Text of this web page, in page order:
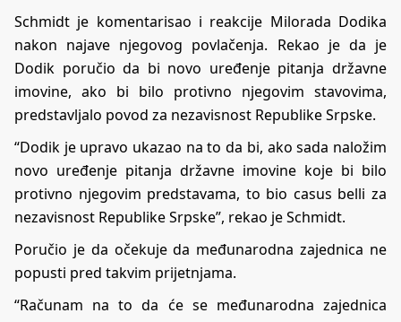
Schmidt je komentarisao i reakcije Milorada Dodika
nakon najave njegovog povlačenja. Rekao je da je
Dodik poručio da bi novo uređenje pitanja državne
imovine, ako bi bilo protivno njegovim stavovima,
predstavljalo povod za nezavisnost Republike Srpske.
“Dodik je upravo ukazao na to da bi, ako sada naložim
novo uređenje pitanja državne imovine koje bi bilo
protivno njegovim predstavama, to bio casus belli za
nezavisnost Republike Srpske”, rekao je Schmidt.
Poručio je da očekuje da međunarodna zajednica ne
popusti pred takvim prijetnjama.
“Računam na to da će se međunarodna zajednica